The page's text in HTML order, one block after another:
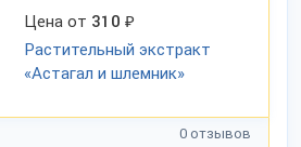
Цена от 310 ₽
Растительный экстракт
«Астагал и шлемник»
0 отзывов